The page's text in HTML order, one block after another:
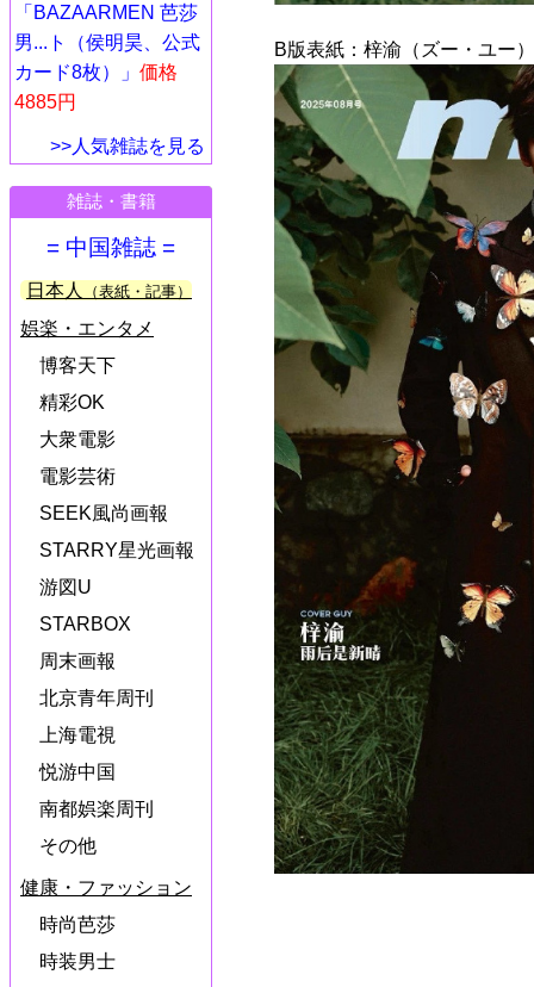
「BAZAARMEN 芭莎
男...ト（侯明昊、公式
カード8枚）」 価格
4885円
>>人気雑誌を見る
雑誌・書籍
= 中国雑誌 =
日本人 （表紙・記事）
娯楽・エンタメ
博客天下
精彩OK
大衆電影
電影芸術
SEEK風尚画報
STARRY星光画報
游図U
STARBOX
周末画報
北京青年周刊
上海電視
悦游中国
南都娯楽周刊
その他
健康・ファッション
時尚芭莎
時装男士
B版表紙：梓渝（ズー・ユー